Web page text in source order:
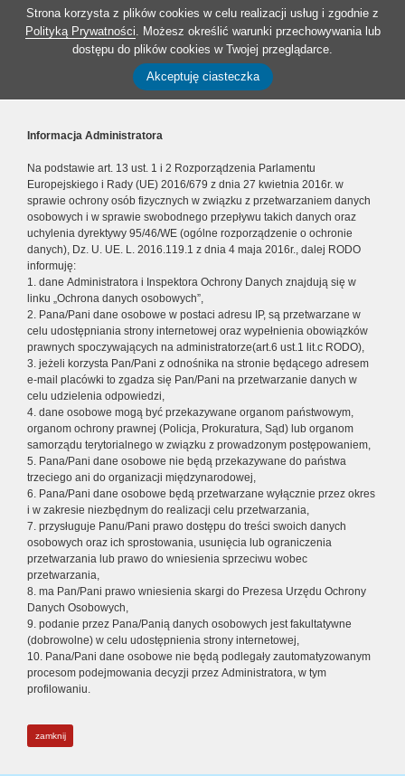
Strona korzysta z plików cookies w celu realizacji usług i zgodnie z
Polityką Prywatności. Możesz określić warunki przechowywania lub
dostępu do plików cookies w Twojej przeglądarce.
Akceptuję ciasteczka
Informacja Administratora
Na podstawie art. 13 ust. 1 i 2 Rozporządzenia Parlamentu
Europejskiego i Rady (UE) 2016/679 z dnia 27 kwietnia 2016r. w
sprawie ochrony osób fizycznych w związku z przetwarzaniem danych
osobowych i w sprawie swobodnego przepływu takich danych oraz
uchylenia dyrektywy 95/46/WE (ogólne rozporządzenie o ochronie
danych), Dz. U. UE. L. 2016.119.1 z dnia 4 maja 2016r., dalej RODO
informuję:
1. dane Administratora i Inspektora Ochrony Danych znajdują się w
linku „Ochrona danych osobowych”,
2. Pana/Pani dane osobowe w postaci adresu IP, są przetwarzane w
celu udostępniania strony internetowej oraz wypełnienia obowiązków
prawnych spoczywających na administratorze(art.6 ust.1 lit.c RODO),
3. jeżeli korzysta Pan/Pani z odnośnika na stronie będącego adresem
e-mail placówki to zgadza się Pan/Pani na przetwarzanie danych w
celu udzielenia odpowiedzi,
4. dane osobowe mogą być przekazywane organom państwowym,
organom ochrony prawnej (Policja, Prokuratura, Sąd) lub organom
samorządu terytorialnego w związku z prowadzonym postępowaniem,
5. Pana/Pani dane osobowe nie będą przekazywane do państwa
trzeciego ani do organizacji międzynarodowej,
6. Pana/Pani dane osobowe będą przetwarzane wyłącznie przez okres
i w zakresie niezbędnym do realizacji celu przetwarzania,
7. przysługuje Panu/Pani prawo dostępu do treści swoich danych
osobowych oraz ich sprostowania, usunięcia lub ograniczenia
przetwarzania lub prawo do wniesienia sprzeciwu wobec
przetwarzania,
8. ma Pan/Pani prawo wniesienia skargi do Prezesa Urzędu Ochrony
Danych Osobowych,
9. podanie przez Pana/Panią danych osobowych jest fakultatywne
(dobrowolne) w celu udostępnienia strony internetowej,
10. Pana/Pani dane osobowe nie będą podlegały zautomatyzowanym
procesom podejmowania decyzji przez Administratora, w tym
profilowaniu.
zamknij